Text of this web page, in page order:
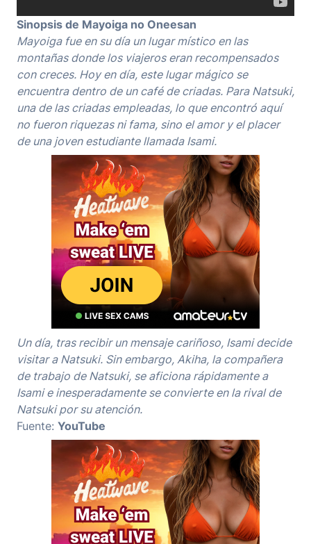
Sinopsis de Mayoiga no Oneesan
Mayoiga fue en su día un lugar místico en las
montañas donde los viajeros eran recompensados
con creces. Hoy en día, este lugar mágico se
encuentra dentro de un café de criadas. Para Natsuki,
una de las criadas empleadas, lo que encontró aquí
no fueron riquezas ni fama, sino el amor y el placer
de una joven estudiante llamada Isami.
Un día, tras recibir un mensaje cariñoso, Isami decide
visitar a Natsuki. Sin embargo, Akiha, la compañera
de trabajo de Natsuki, se aficiona rápidamente a
Isami e inesperadamente se convierte en la rival de
Natsuki por su atención.
Fuente: YouTube